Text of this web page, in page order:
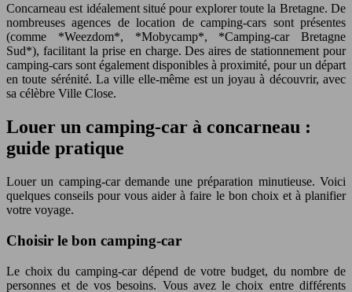
Concarneau est idéalement situé pour explorer toute la Bretagne. De
nombreuses agences de location de camping-cars sont présentes
(comme *Weezdom*, *Mobycamp*, *Camping-car Bretagne
Sud*), facilitant la prise en charge. Des aires de stationnement pour
camping-cars sont également disponibles à proximité, pour un départ
en toute sérénité. La ville elle-même est un joyau à découvrir, avec
sa célèbre Ville Close.
Louer un camping-car à concarneau :
guide pratique
Louer un camping-car demande une préparation minutieuse. Voici
quelques conseils pour vous aider à faire le bon choix et à planifier
votre voyage.
Choisir le bon camping-car
Le choix du camping-car dépend de votre budget, du nombre de
personnes et de vos besoins. Vous avez le choix entre différents